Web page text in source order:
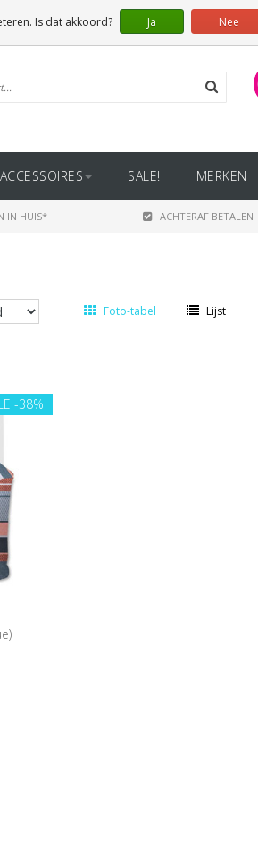
SALE! MERKEN
IN HUIS* ACHTERAF BETALEN
Foto-tabel Lijst
-38%
Is dat akkoord? Ja Nee